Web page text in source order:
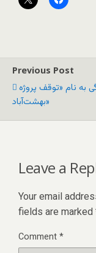
Previous Post
به نام «توقف پروژه
بهشت‌آباد»
Leave a
Your email
fields are marked
Comment*